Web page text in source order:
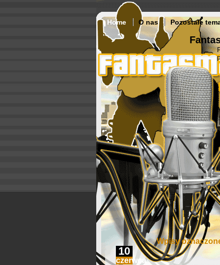
Home O nas Pozostałe
Wpisy
10
czerwca